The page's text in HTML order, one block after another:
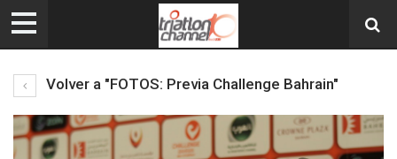
Volver a "FOTOS: Previa Challenge Bahrain"